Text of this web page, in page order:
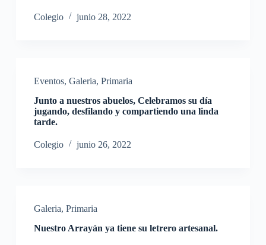
Colegio junio 28, 2022
Eventos, Galeria, Primaria
Junto a nuestros abuelos, Celebramos su día
jugando, desfilando y compartiendo una linda
tarde.
Colegio junio 26, 2022
Galeria, Primaria
Nuestro Arrayán ya tiene su letrero artesanal.